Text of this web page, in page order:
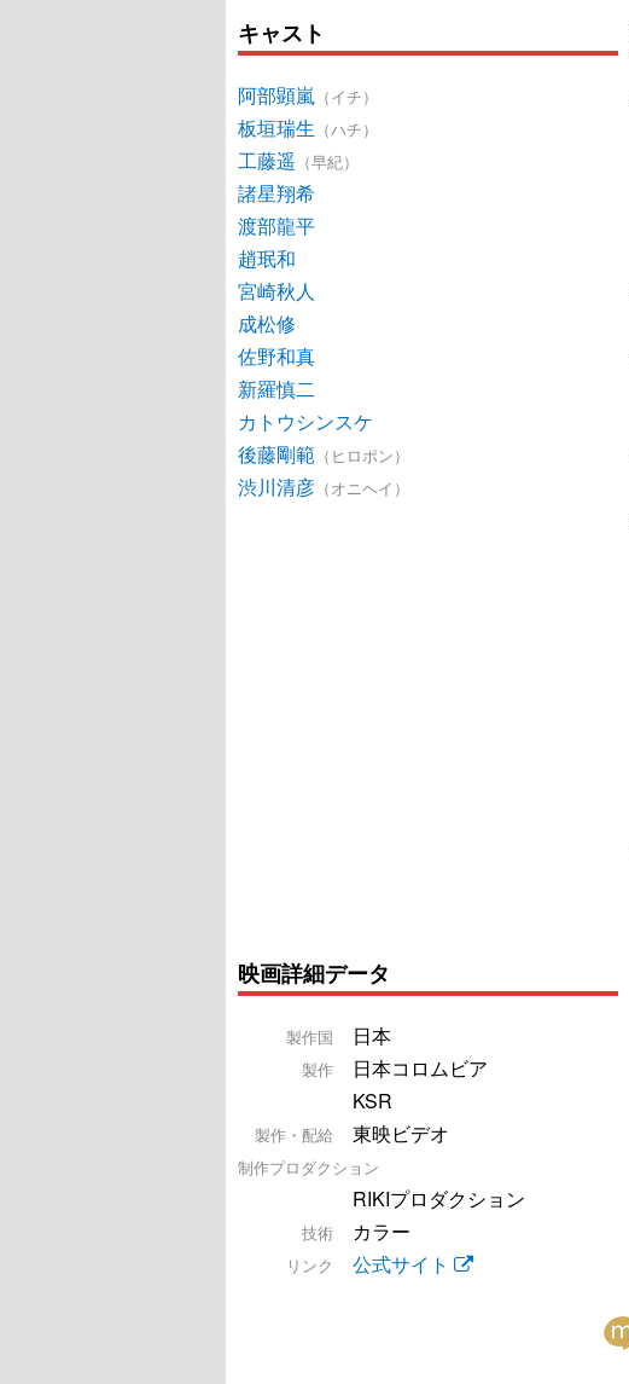
キャスト
阿部顕嵐 （イチ）
板垣瑞生 （ハチ）
工藤遥 （早紀）
諸星翔希
渡部龍平
趙珉和
宮崎秋人
成松修
佐野和真
新羅慎二
カトウシンスケ
後藤剛範 （ヒロポン）
渋川清彦 （オニヘイ）
映画詳細データ
製作国 日本
製作
日本コロムビア
KSR
製作・配給 東映ビデオ
制作プロダクション
RIKIプロダクション
技術 カラー
リンク 公式サイト